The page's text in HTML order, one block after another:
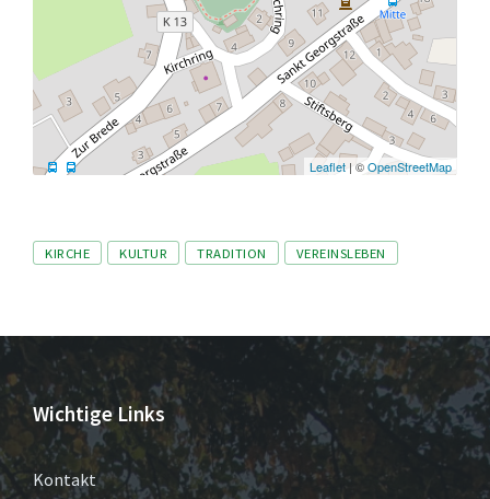
Leaflet | ©OpenStreetMap
Tags
KIRCHE KULTUR TRADITION VEREINSLEBEN
Wichtige Links
Kontakt